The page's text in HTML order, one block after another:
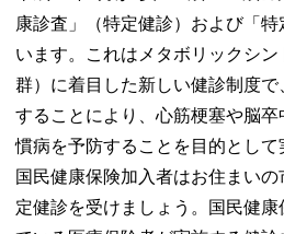
康診査」（特定健診）および「
います。これはメタボリックシ
群）に着目した新しい健診制度
することにより、心筋梗塞や脳
慣病を予防することを目的として
国民健康保険加入者はお住まい
定健診を受けましょう。国民健